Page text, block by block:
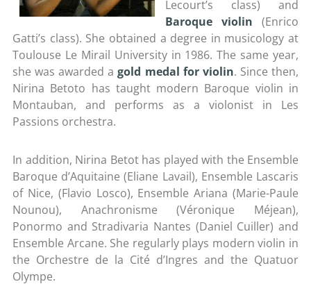
Lecourt’s class) and
Baroque violin (Enrico
Gatti’s class). She obtained a degree in musicology at
Toulouse Le Mirail University in 1986. The same year,
she was awarded agold medal for violin. Since then,
Nirina Betoto has taught modern Baroque violin in
Montauban, and performs as a violonist in Les
Passions orchestra.
In addition, Nirina Betot has played with the Ensemble
Baroque d’Aquitaine (Eliane Lavail), Ensemble Lascaris
of Nice, (Flavio Losco), Ensemble Ariana (Marie-Paule
Nounou), Anachronisme (Véronique Méjean),
Ponormo and Stradivaria Nantes (Daniel Cuiller) and
Ensemble Arcane. She regularly plays modern violin in
the Orchestre de la Cité d’Ingres and the Quatuor
Olympe.